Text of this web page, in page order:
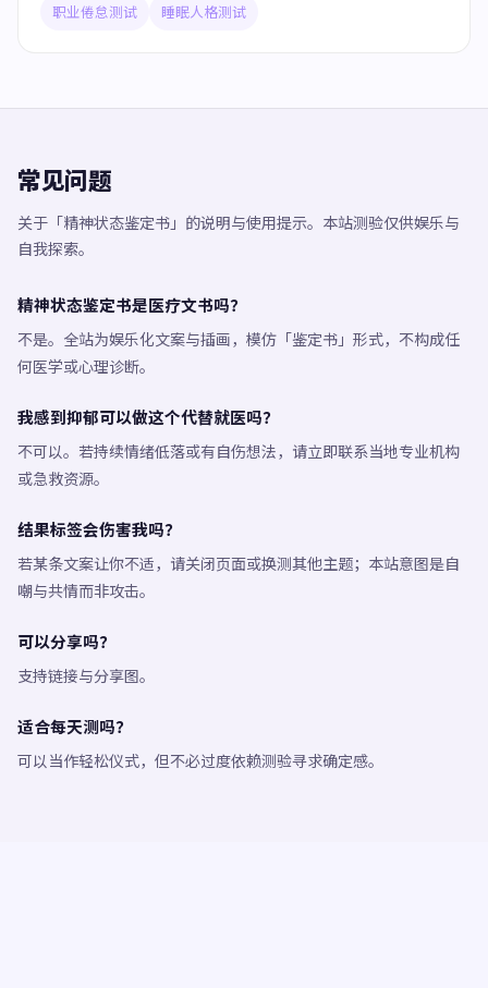
职业倦怠测试
睡眠人格测试
常见问题
关于「精神状态鉴定书」的说明与使用提示。本站测验仅供娱乐与
自我探索。
精神状态鉴定书是医疗文书吗？
不是。全站为娱乐化文案与插画，模仿「鉴定书」形式，不构成任
何医学或心理诊断。
我感到抑郁可以做这个代替就医吗？
不可以。若持续情绪低落或有自伤想法，请立即联系当地专业机构
或急救资源。
结果标签会伤害我吗？
若某条文案让你不适，请关闭页面或换测其他主题；本站意图是自
嘲与共情而非攻击。
可以分享吗？
支持链接与分享图。
适合每天测吗？
可以当作轻松仪式，但不必过度依赖测验寻求确定感。